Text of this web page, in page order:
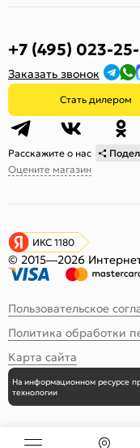
+7 (495) 023-
Заказать звонок
Стать дилером
Расскажите о нас
Оцените магазин
ИКС 1180
© 2015—2026
Пользовательское
Политика обработки
Карта сайта
На информационном ресурсе
технологии